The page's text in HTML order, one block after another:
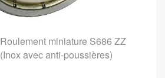
Roulement miniature S686 ZZ
(Inox avec anti-poussières)